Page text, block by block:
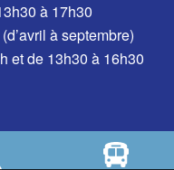
à 17h30
à septembre)
et de 13h30 à 16h30
: Le Plus Du Web